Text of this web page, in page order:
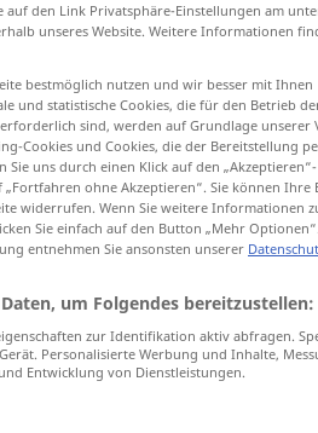
den Link Privatsphäre-Einstellungen am
unseres Website. Weitere Informationen
bestmöglich nutzen und wir besser mit Ihnen
und statistische Cookies, die für den Betrieb
sind, werden auf Grundlage unserer
Cookies und Cookies, die der Bereitstellung
uns durch einen Klick auf den
„Fortfahren ohne Akzeptieren“. Sie können
widerrufen. Wenn Sie weitere Informationen
Sie einfach auf den Button „Mehr
entnehmen Sie ansonsten unserer
um Folgendes bereitzustellen:
zur Identifikation aktiv abfragen.
Personalisierte Werbung und Inhalte,
Entwicklung von Dienstleistungen.